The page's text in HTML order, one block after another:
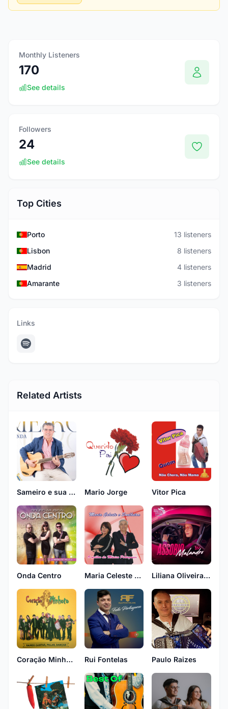
Monthly Listeners
170
See details
Followers
24
See details
Top Cities
Porto
13 listeners
Lisbon
8 listeners
Madrid
4 listeners
Amarante
3 listeners
Links
Related Artists
Sameiro e sua banda Mario Jorge Vitor Pica
Onda Centro Maria Celeste & Soalheira Liliana Oliveira Com Coração Minhoto
Coração Minhoto Rui Fontelas Paulo Raizes